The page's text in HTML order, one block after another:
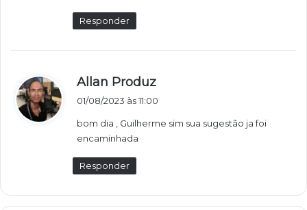
Responder
Allan Produz
s
01/08/2023 às 11:00
bom dia , Guilherme sim sua sugestão ja foi
encaminhada
Responder